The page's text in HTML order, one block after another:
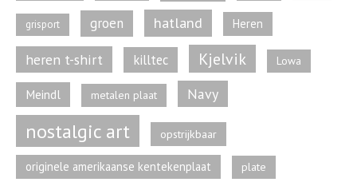
grisport groen hatland Heren
heren t-shirt killtec Kjelvik Lowa
Meindl metalen plaat Navy
nostalgic art opstrijkbaar
originele amerikaanse kentekenplaat plate